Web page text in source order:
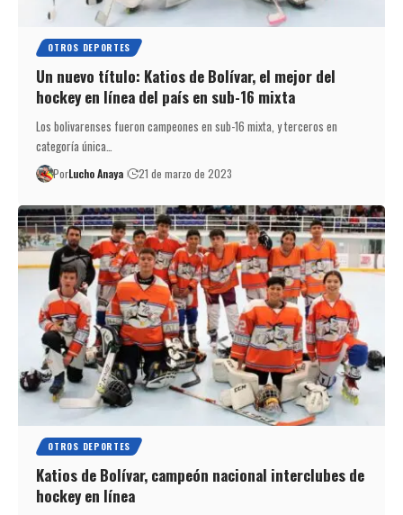
OTROS DEPORTES
Un nuevo título: Katios de Bolívar, el mejor del
hockey en línea del país en sub-16 mixta
Los bolivarenses fueron campeones en sub-16 mixta, y terceros en
categoría única…
PorLucho Anaya 21 de marzo de 2023
OTROS DEPORTES
Katios de Bolívar, campeón nacional interclubes de
hockey en línea